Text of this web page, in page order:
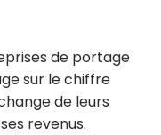
de portage
sur le chiffre
de leurs
revenus.